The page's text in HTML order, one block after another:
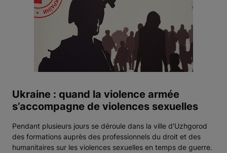
Ukraine : quand la violence armée
s’accompagne de violences sexuelles
Pendant plusieurs jours se déroule dans la ville d'Uzhgorod
des formations auprès des professionnels du droit et des
humanitaires sur les violences sexuelles en temps de guerre.